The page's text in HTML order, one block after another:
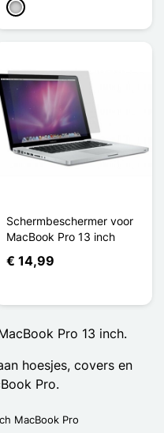
Zilver
Schermbeschermer voor
MacBook Pro 13 inch
€ 14,99
Pro 13 inch.
hoesjes, covers en
Pro.
MacBook Pro